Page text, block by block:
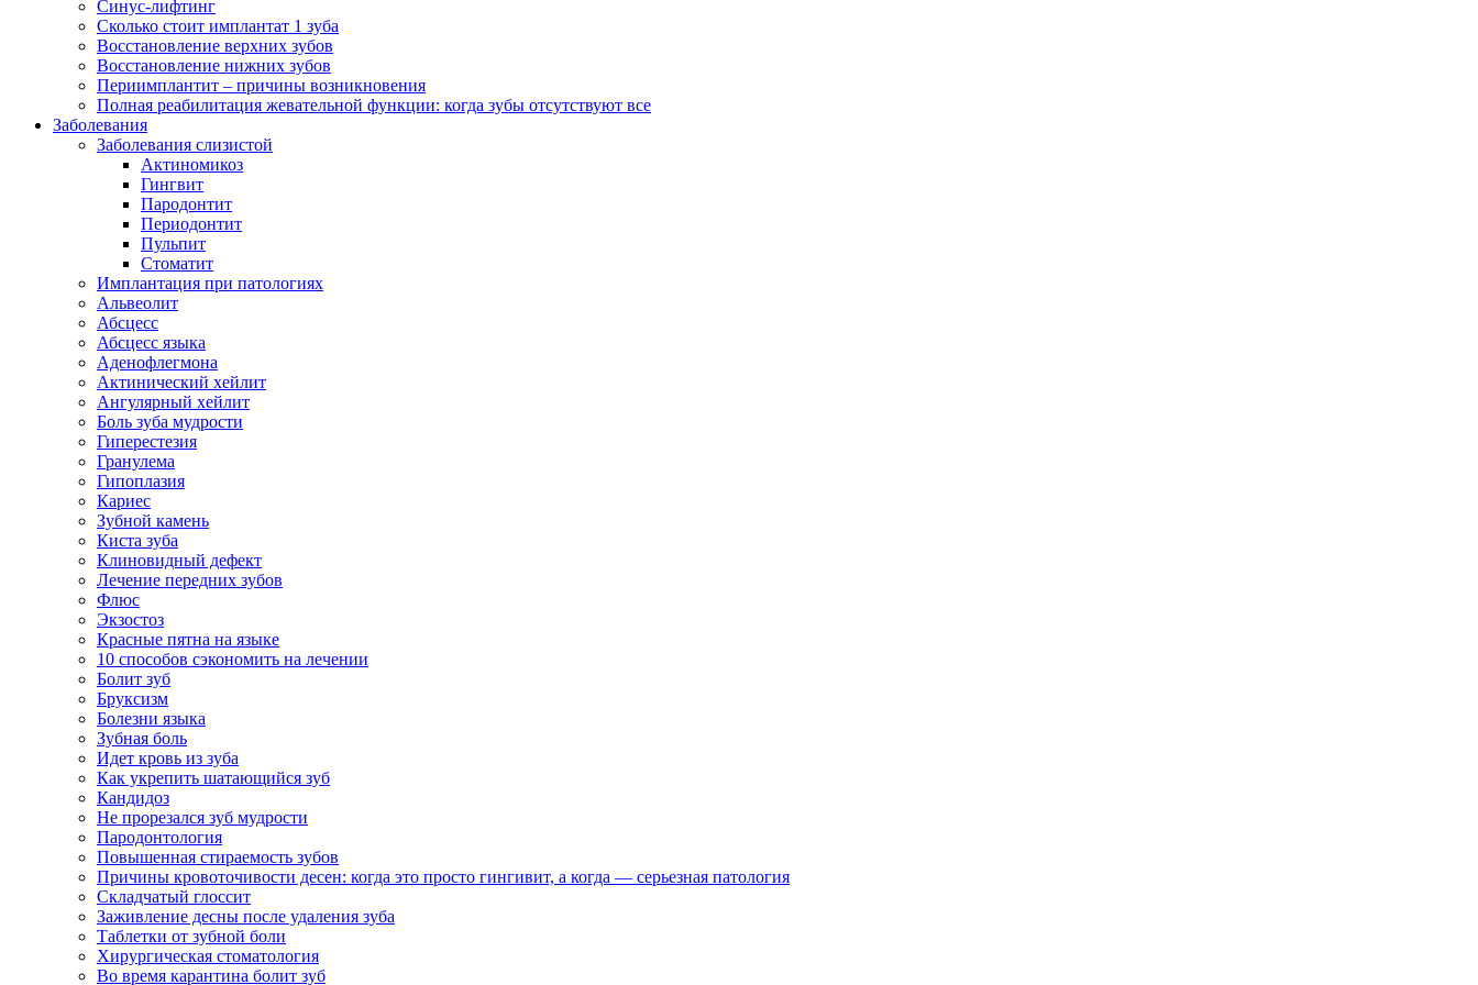
Синус-лифтинг
Сколько стоит имплантат 1 зуба
Восстановление верхних зубов
Восстановление нижних зубов
Периимплантит – причины возникновения
Полная реабилитация жевательной функции: когда зубы отсутствуют все
Заболевания
Заболевания слизистой
Актиномикоз
Гингвит
Пародонтит
Периодонтит
Пульпит
Стоматит
Имплантация при патологиях
Альвеолит
Абсцесс
Абсцесс языка
Аденофлегмона
Актинический хейлит
Ангулярный хейлит
Боль зуба мудрости
Гиперестезия
Гранулема
Гипоплазия
Кариес
Зубной камень
Киста зуба
Клиновидный дефект
Лечение передних зубов
Флюс
Экзостоз
Красные пятна на языке
10 способов сэкономить на лечении
Болит зуб
Бруксизм
Болезни языка
Зубная боль
Идет кровь из зуба
Как укрепить шатающийся зуб
Кандидоз
Не прорезался зуб мудрости
Пародонтология
Повышенная стираемость зубов
Причины кровоточивости десен: когда это просто гингивит, а когда — серьезная патология
Складчатый глоссит
Заживление десны после удаления зуба
Таблетки от зубной боли
Хирургическая стоматология
Во время карантина болит зуб